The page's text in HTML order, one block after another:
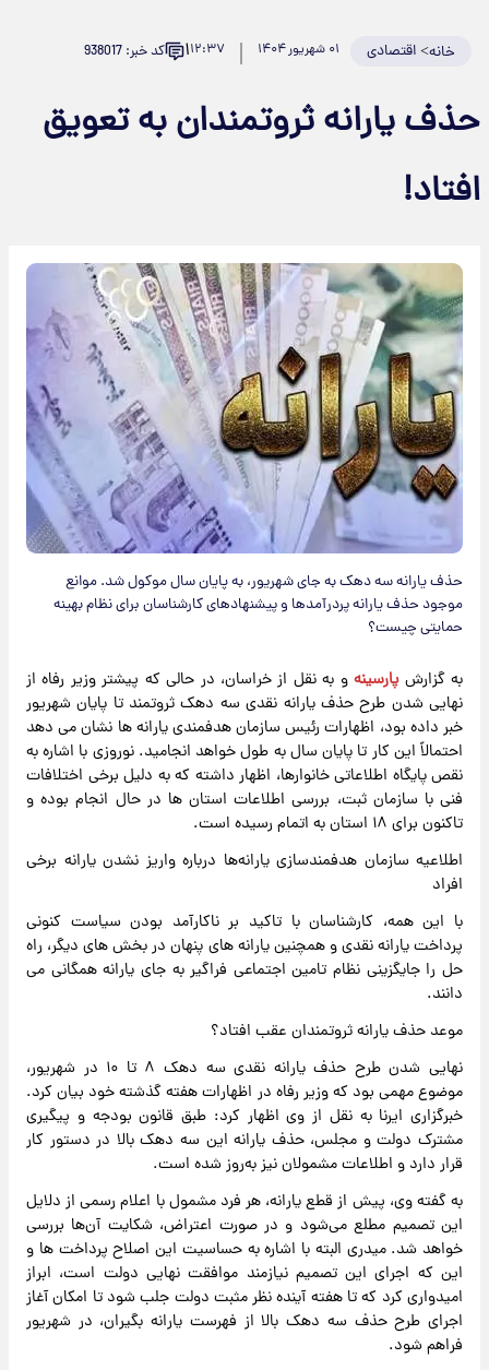
خانه>اقتصادی ۰۱ شهریور ۱۴۰۴ ۱۲:۳۷۱ کد خبر: 938017
حذف یارانه ثروتمندان به تعویق
افتاد!
حذف یارانه سه دهک به جای شهریور، به پایان سال موکول شد. موانع
موجود حذف یارانه پردرآمدها و پیشنهادهای کارشناسان برای نظام بهینه
حمایتی چیست؟​​​​​​​
به گزارشپارسینهو به نقل از خراسان، در حالی که پیشتر وزیر رفاه از
نهایی شدن طرح حذف یارانه نقدی سه دهک ثروتمند تا پایان شهریور
خبر داده بود، اظهارات رئیس سازمان هدفمندی یارانه ها نشان می دهد
احتمالاً این کار تا پایان سال به طول خواهد انجامید. نوروزی با اشاره به
نقص پایگاه اطلاعاتی خانوارها، اظهار داشته که به دلیل برخی اختلافات
فنی با سازمان ثبت، بررسی اطلاعات استان ها در حال انجام بوده و
تاکنون برای ۱۸ استان به اتمام رسیده است.
اطلاعیه سازمان هدفمندسازی یارانه‌ها درباره واریز نشدن یارانه برخی
افراد
با این همه، کارشناسان با تاکید بر ناکارآمد بودن سیاست کنونی
پرداخت یارانه نقدی و همچنین یارانه های پنهان در بخش های دیگر، راه
حل را جایگزینی نظام تامین اجتماعی فراگیر به جای یارانه همگانی می
دانند.
موعد حذف یارانه ثروتمندان عقب افتاد؟
نهایی شدن طرح حذف یارانه نقدی سه دهک ۸ تا ۱۰ در شهریور،
موضوع مهمی بود که وزیر رفاه در اظهارات هفته گذشته خود بیان کرد.
خبرگزاری ایرنا به نقل از وی اظهار کرد: طبق قانون بودجه و پیگیری
مشترک دولت و مجلس، حذف یارانه این سه دهک بالا در دستور کار
قرار دارد و اطلاعات مشمولان نیز به‌روز شده است.
به گفته وی، پیش از قطع یارانه، هر فرد مشمول با اعلام رسمی از دلایل
این تصمیم مطلع می‌شود و در صورت اعتراض، شکایت آن‌ها بررسی
خواهد شد. میدری البته با اشاره به حساسیت این اصلاح پرداخت ها و
این که اجرای این تصمیم نیازمند موافقت نهایی دولت است، ابراز
امیدواری کرد که تا هفته آینده نظر مثبت دولت جلب شود تا امکان آغاز
اجرای طرح حذف سه دهک بالا از فهرست یارانه بگیران، در شهریور
فراهم شود.